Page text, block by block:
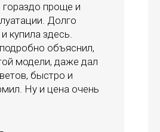
проще и
Долго
купила здесь.
объяснил,
модели, даже дал
быстро и
Ну и цена очень